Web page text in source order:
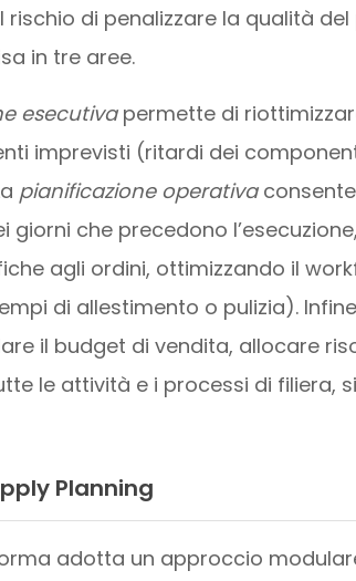
rischio di penalizzare la qualità
in tre aree.
esecutivapermette di
imprevisti (ritardi dei
pianificazione operativaconsente
giorni che precedono
agli ordini, ottimizzando il
di allestimento o pulizia).
il budget di vendita, allocare
le attività e i processi di filiera,
Planning
adotta un approccio